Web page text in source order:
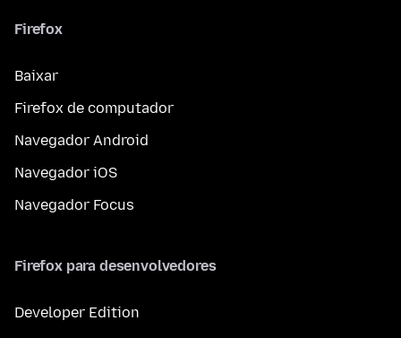
Firefox
Baixar
Firefox de computador
Navegador Android
Navegador iOS
Navegador Focus
Firefox para desenvolvedores
Developer Edition